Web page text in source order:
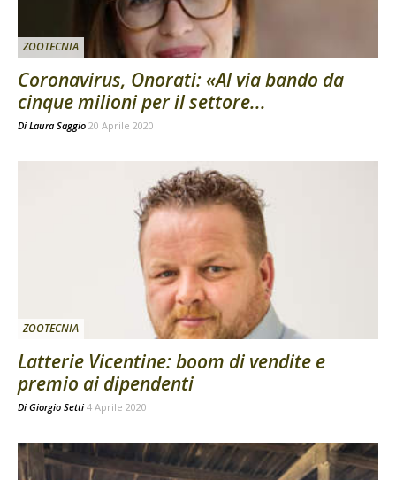
ZOOTECNIA
Coronavirus, Onorati: «Al via bando da
cinque milioni per il settore...
Di Laura Saggio 20 Aprile 2020
ZOOTECNIA
Latterie Vicentine: boom di vendite e
premio ai dipendenti
Di Giorgio Setti 4 Aprile 2020